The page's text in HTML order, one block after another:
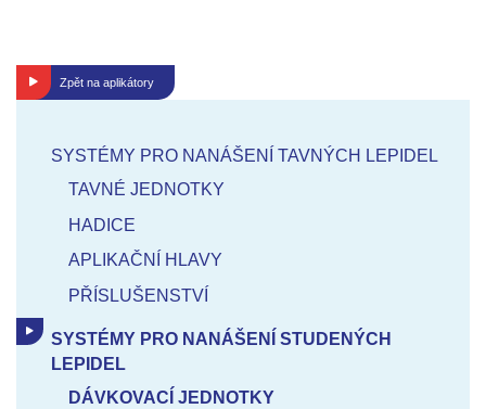
Zpět na aplikátory
SYSTÉMY PRO NANÁŠENÍ TAVNÝCH LEPIDEL
TAVNÉ JEDNOTKY
HADICE
APLIKAČNÍ HLAVY
PŘÍSLUŠENSTVÍ
SYSTÉMY PRO NANÁŠENÍ STUDENÝCH
LEPIDEL
DÁVKOVACÍ JEDNOTKY